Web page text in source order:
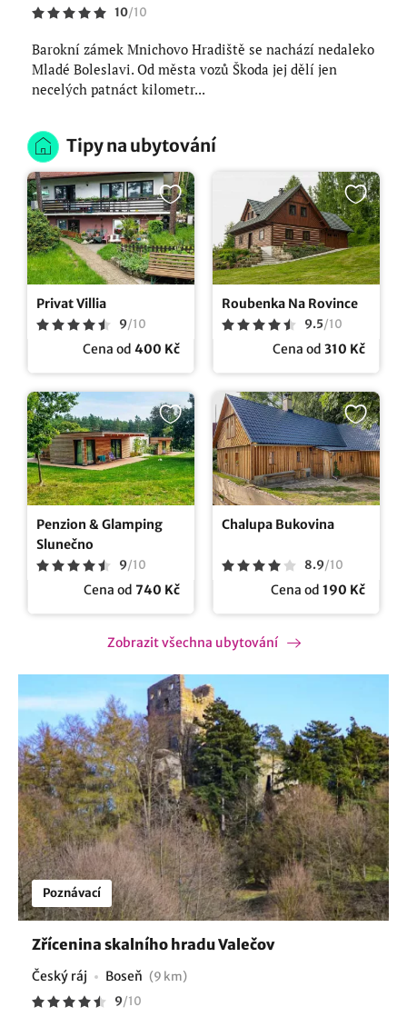
10/10
Barokní zámek Mnichovo Hradiště se nachází nedaleko
Mladé Boleslavi. Od města vozů Škoda jej dělí jen
necelých patnáct kilometr...
Tipy na ubytování
Privat Villia
9/10
Cena od 400 Kč
Roubenka Na Rovince
9.5/10
Cena od 310 Kč
Penzion & Glamping
Slunečno
9/10
Cena od 740 Kč
Chalupa Bukovina
8.9/10
Cena od 190 Kč
Zobrazit všechna ubytování
Poznávací
Zřícenina skalního hradu Valečov
Český ráj Boseň (9 km)
9/10